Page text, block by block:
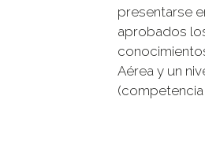
presentarse
aprobados
Aérea y un